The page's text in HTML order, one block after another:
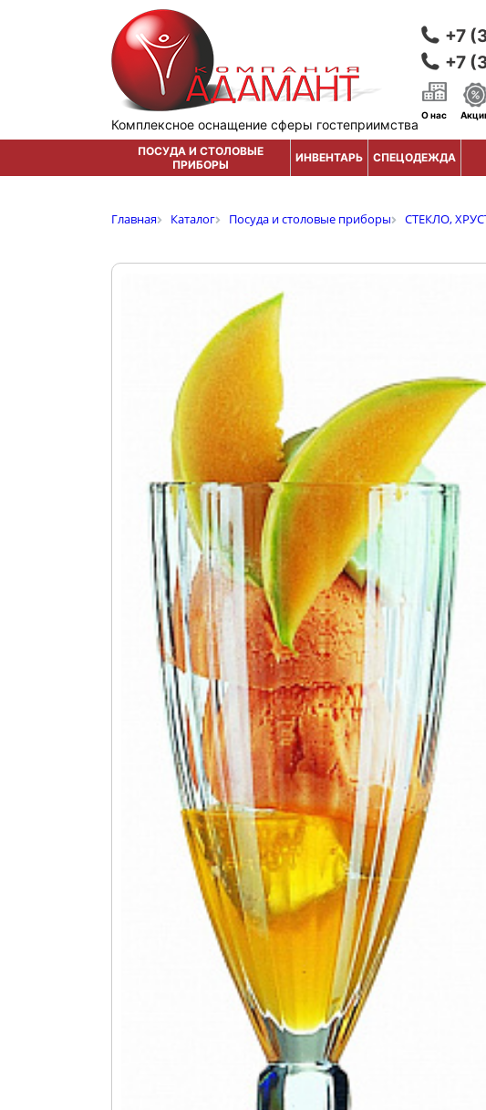
Комплексное оснащение сферы гостеприимства
+7
+7
О нас
ПОСУДА И СТОЛОВЫЕ
ПРИБОРЫ
ИНВЕНТАРЬ СПЕЦОДЕЖДА
Главная Каталог Посуда и столовые приборы СТЕКЛО,